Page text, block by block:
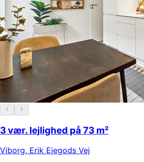
3 vær. lejlighed på 73 m²
Viborg, Erik Ejegods Vej